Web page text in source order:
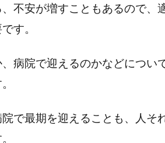
不安が増すこともあるので、
す。
病院で迎えるのかなどについ
で最期を迎えることも、人そ